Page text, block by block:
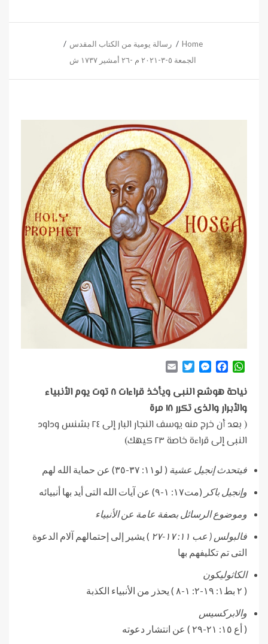
Home
رسالة يومية من الكتاب المقدس
الجمعة ٥-٣-٢٠٢١ م -٢٦ أمشير ١٧٣٧ ش
WhatsApp
Facebook
Messenger
Twitter
نياحة هوشع النبى ويأخذ قراءات ٨ توت يوم الأنبياء
والأبرار والذى تكرر ١٨ مرة
( بعد أن خرج منه يوسف النجار البار إلى ٢٤ بشنس وداود
النبى إلى قراءة خاصة ٢٣ كيهك)
فيتحدث إنجيل عشية ( لو١١: ٣٧-٣٥) عن حماية الله لهم
وإنجيل باكر (مت١٧: ١-٩) عن آيات الله التى أيد بها أنبيائه
وموضوع الرسائل بصفة عامة عن الأنبياء
فالبولس ( عب ١١: ١٧-٢٧
) يشير إلى إحتمالهم آلام الدعوة
التى تم تكليفهم بها
الكاثوليكون
( ٢ بط١: ١٩-٢: ١-٨ ) يحذر من الأنبياء الكذبة
والابركسيس
( أع ١٥: ٢١-٢٩ ) عن انتشار دعوته